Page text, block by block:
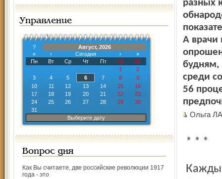
Управление
?
Август, 2026
«
‹ Сегодня ›
»
Пн
Вт Ср Чт Пт Сб
Вс
1
2
3
4 5 6 7 8
9
10
11 12 13 14 15
16
17
18 19 20 21 22
23
24
25 26 27 28 29
30
31
Выберите дату
Вопрос дня
Как Вы считаете, две российские революции 1917
года - это
разных
А врачи
будням,
среди
56
Ольга
* * *
Каждый день ранним утром итальянец Роберто